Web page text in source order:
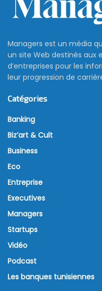
Managers est un média
un site Web destinés aux
d’entreprises pour les
leur progression de
Catégories
Banking
Biz’art & Cult
Business
Eco
Entreprise
Executives
Managers
Startups
Vidéo
Podcast
Les banques tunisiennes